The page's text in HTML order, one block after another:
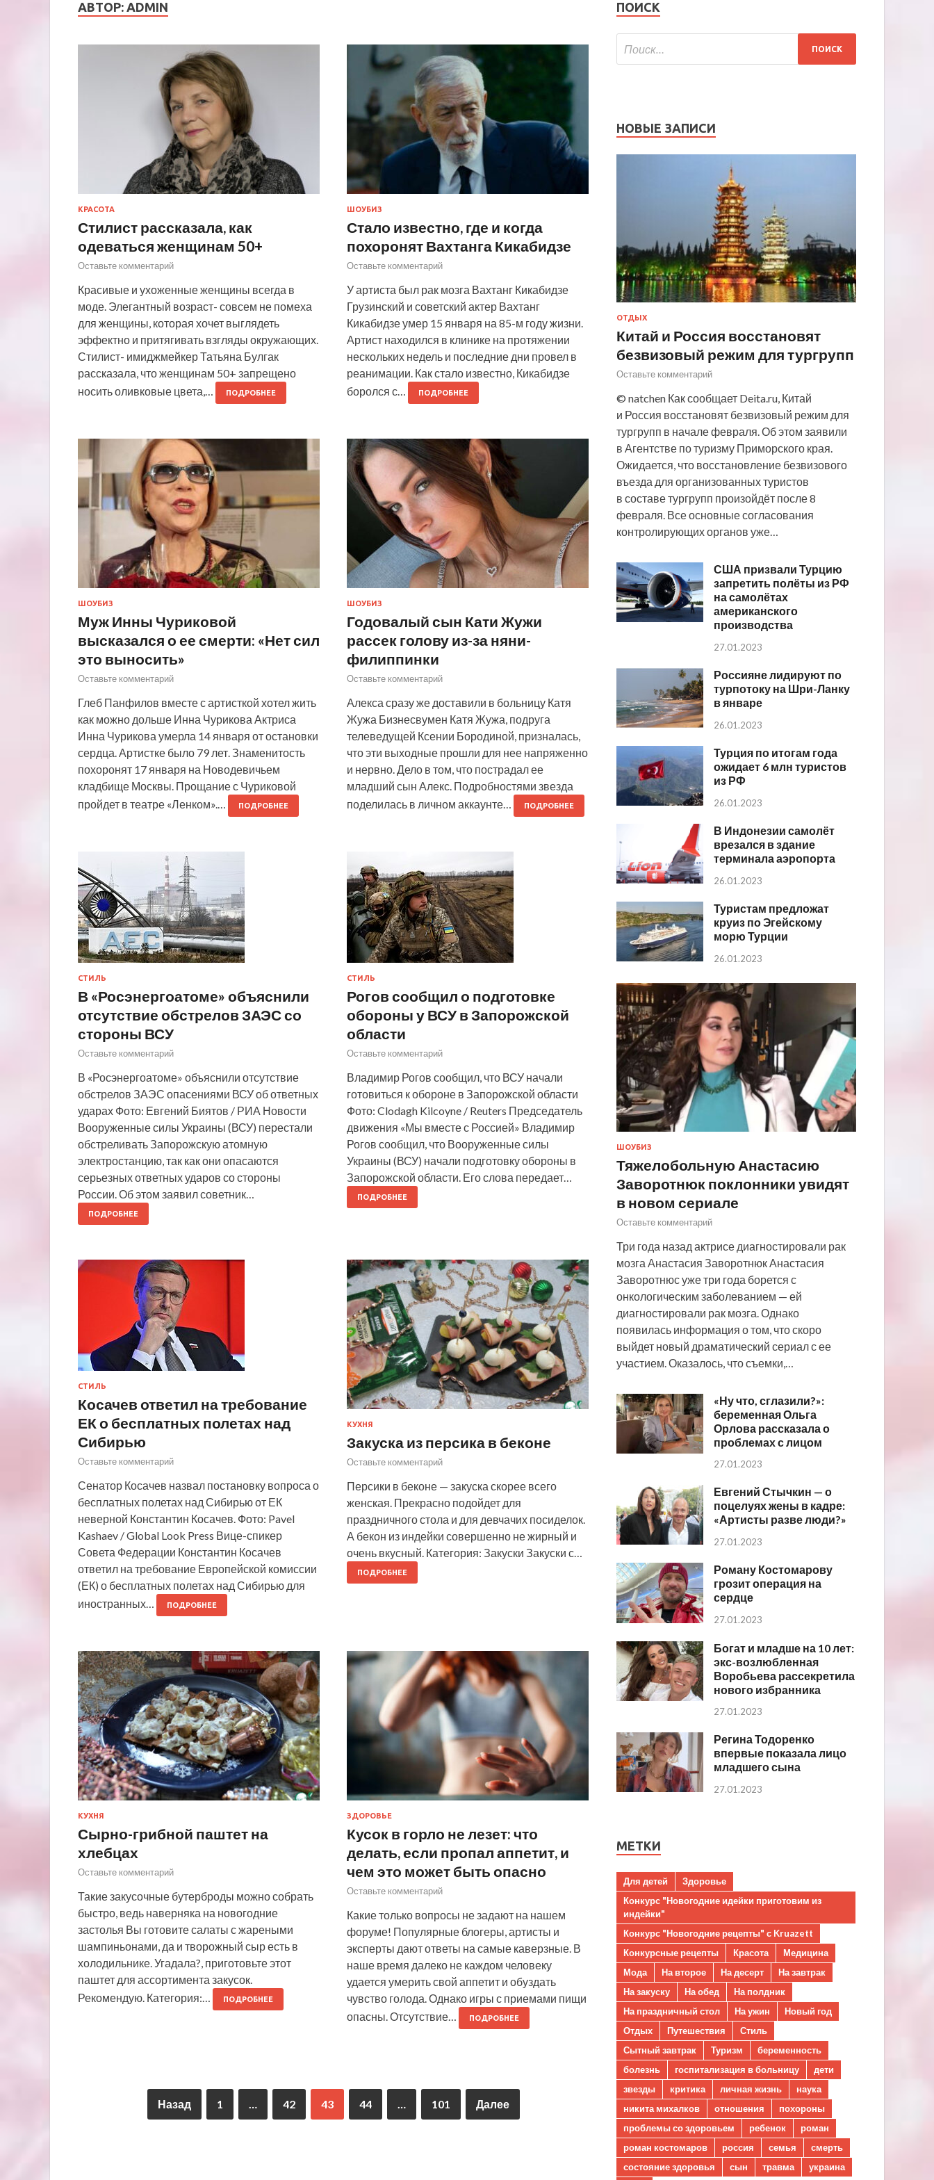
АВТОР: ADMIN
КРАСОТА
Стилист рассказала, как
одеваться женщинам 50+
Оставьте комментарий
Красивые и ухоженные женщины всегда в
моде. Элегантный возраст- совсем не помеха
для женщины, которая хочет выглядеть
эффектно и притягивать взгляды окружающих.
Стилист- имиджмейкер Татьяна Булгак
рассказала, что женщинам 50+ запрещено
носить оливковые цвета,…
ПОДРОБНЕЕ
ШОУБИЗ
Стало известно, где и когда
похоронят Вахтанга Кикабидзе
Оставьте комментарий
У артиста был рак мозга Вахтанг Кикабидзе
Грузинский и советский актер Вахтанг
Кикабидзе умер 15 января на 85-м году жизни.
Артист находился в клинике на протяжении
нескольких недель и последние дни провел в
реанимации. Как стало известно, Кикабидзе
боролся с…
ПОДРОБНЕЕ
ШОУБИЗ
Муж Инны Чуриковой
высказался о ее смерти: «Нет сил
это выносить»
Оставьте комментарий
Глеб Панфилов вместе с артисткой хотел жить
как можно дольше Инна Чурикова Актриса
Инна Чурикова умерла 14 января от остановки
сердца. Артистке было 79 лет. Знаменитость
похоронят 17 января на Новодевичьем
кладбище Москвы. Прощание с Чуриковой
пройдет в театре «Ленком».…
ПОДРОБНЕЕ
ШОУБИЗ
Годовалый сын Кати Жужи
рассек голову из-за няни-
филиппинки
Оставьте комментарий
Алекса сразу же доставили в больницу Катя
Жужа Бизнесвумен Катя Жужа, подруга
телеведущей Ксении Бородиной, призналась,
что эти выходные прошли для нее напряженно
и нервно. Дело в том, что пострадал ее
младший сын Алекс. Подробностями звезда
поделилась в личном аккаунте…
ПОДРОБНЕЕ
СТИЛЬ
В «Росэнергоатоме» объяснили
отсутствие обстрелов ЗАЭС со
стороны ВСУ
Оставьте комментарий
В «Росэнергоатоме» объяснили отсутствие
обстрелов ЗАЭС опасениями ВСУ об ответных
ударах Фото: Евгений Биятов / РИА Новости
Вооруженные силы Украины (ВСУ) перестали
обстреливать Запорожскую атомную
электростанцию, так как они опасаются
серьезных ответных ударов со стороны
России. Об этом заявил советник…
ПОДРОБНЕЕ
СТИЛЬ
Рогов сообщил о подготовке
обороны у ВСУ в Запорожской
области
Оставьте комментарий
Владимир Рогов сообщил, что ВСУ начали
готовиться к обороне в Запорожской области
Фото: Clodagh Kilcoyne / Reuters Председатель
движения «Мы вместе с Россией» Владимир
Рогов сообщил, что Вооруженные силы
Украины (ВСУ) начали подготовку обороны в
Запорожской области. Его слова передает…
ПОДРОБНЕЕ
СТИЛЬ
Косачев ответил на требование
ЕК о бесплатных полетах над
Сибирью
Оставьте комментарий
Сенатор Косачев назвал постановку вопроса о
бесплатных полетах над Сибирью от ЕК
неверной Константин Косачев. Фото: Pavel
Kashaev / Global Look Press Вице-спикер
Совета Федерации Константин Косачев
ответил на требование Европейской комиссии
(ЕК) о бесплатных полетах над Сибирью для
иностранных…
ПОДРОБНЕЕ
КУХНЯ
Закуска из персика в беконе
Оставьте комментарий
Персики в беконе — закуска скорее всего
женская. Прекрасно подойдет для
праздничного стола и для девчачих посиделок.
А бекон из индейки совершенно не жирный и
очень вкусный. Категория: Закуски Закуски с…
ПОДРОБНЕЕ
КУХНЯ
Сырно-грибной паштет на
хлебцах
Оставьте комментарий
Такие закусочные бутерброды можно собрать
быстро, ведь наверняка на новогодние
застолья Вы готовите салаты с жареными
шампиньонами, да и творожный сыр есть в
холодильнике. Угадала?, приготовьте этот
паштет для ассортимента закусок.
Рекомендую. Категория:…
ПОДРОБНЕЕ
ЗДОРОВЬЕ
Кусок в горло не лезет: что
делать, если пропал аппетит, и
чем это может быть опасно
Оставьте комментарий
Какие только вопросы не задают на нашем
форуме! Популярные блогеры, артисты и
эксперты дают ответы на самые каверзные. В
наше время далеко не каждом человеку
удается умерить свой аппетит и обуздать
чувство голода. Однако игры с приемами пищи
опасны. Отсутствие…
ПОДРОБНЕЕ
Назад 1 … 42 43 44 … 101 Далее
ПОИСК
НОВЫЕ ЗАПИСИ
ОТДЫХ
Китай и Россия восстановят
безвизовый режим для тургрупп
Оставьте комментарий
© natchen Как сообщает Deita.ru, Китай
и Россия восстановят безвизовый режим для
тургрупп в начале февраля. Об этом заявили
в Агентстве по туризму Приморского края.
Ожидается, что восстановление безвизового
въезда для организованных туристов
в составе тургрупп произойдёт после 8
февраля. Все основные согласования
контролирующих органов уже…
США призвали Турцию
запретить полёты из РФ
на самолётах
американского
производства
27.01.2023
Россияне лидируют по
турпотоку на Шри-Ланку
в январе
26.01.2023
Турция по итогам года
ожидает 6 млн туристов
из РФ
26.01.2023
В Индонезии самолёт
врезался в здание
терминала аэропорта
26.01.2023
Туристам предложат
круиз по Эгейскому
морю Турции
26.01.2023
ШОУБИЗ
Тяжелобольную Анастасию
Заворотнюк поклонники увидят
в новом сериале
Оставьте комментарий
Три года назад актрисе диагностировали рак
мозга Анастасия Заворотнюк Анастасия
Заворотнюс уже три года борется с
онкологическим заболеванием — ей
диагностировали рак мозга. Однако
появилась информация о том, что скоро
выйдет новый драматический сериал с ее
участием. Оказалось, что съемки,…
«Ну что, сглазили?»:
беременная Ольга
Орлова рассказала о
проблемах с лицом
27.01.2023
Евгений Стычкин — о
поцелуях жены в кадре:
«Артисты разве люди?»
27.01.2023
Роману Костомарову
грозит операция на
сердце
27.01.2023
Богат и младше на 10 лет:
экс-возлюбленная
Воробьева рассекретила
нового избранника
27.01.2023
Регина Тодоренко
впервые показала лицо
младшего сына
27.01.2023
МЕТКИ
Для детей
Здоровье
Конкурс "Новогодние идейки приготовим из
индейки"
Конкурс "Новогодние рецепты" с Kruazett
Конкурсные рецепты
Красота
Медицина
Мода
На второе На десерт
На завтрак
На закуску
На обед
На полдник
На праздничный стол
На ужин
Новый год
Отдых
Путешествия
Стиль
Сытный завтрак
Туризм
беременность
болезнь
госпитализация в больницу
дети
звезды
критика личная жизнь
наука
никита михалков
отношения
похороны
проблемы со здоровьем
ребенок
роман
роман костомаров
россия семья
смерть
состояние здоровья
сын травма украина